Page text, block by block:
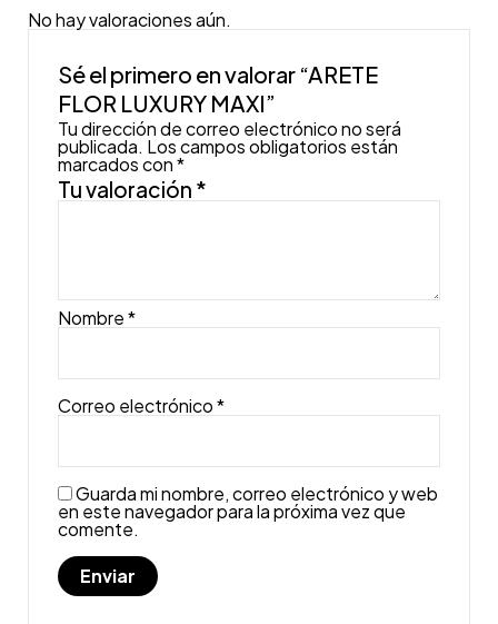
No hay valoraciones aún.
Sé el primero en valorar “ARETE
FLOR LUXURY MAXI”
Tu dirección de correo electrónico no será
publicada. Los campos obligatorios están
marcados con*
Tu valoración *
Nombre*
Correo electrónico*
Guarda mi nombre, correo electrónico y web
en este navegador para la próxima vez que
comente.